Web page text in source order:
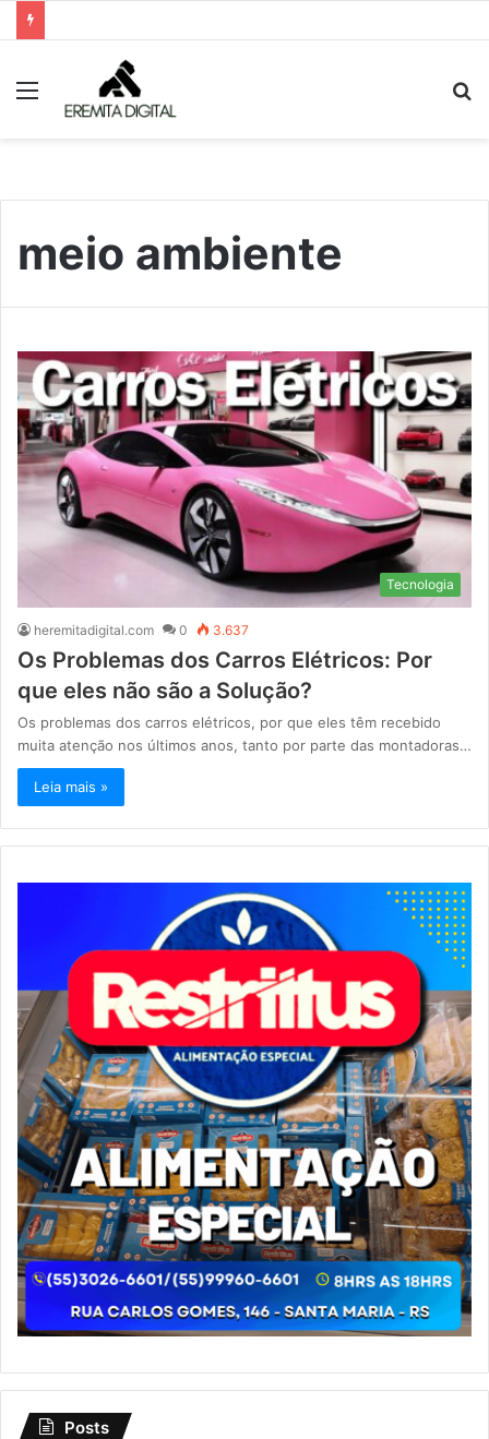
meio ambiente
Tecnologia
heremitadigital.com 0 3.637
Os Problemas dos Carros Elétricos: Por
que eles não são a Solução?
Os problemas dos carros elétricos, por que eles têm recebido
muita atenção nos últimos anos, tanto por parte das montadoras…
Leia mais »
Posts